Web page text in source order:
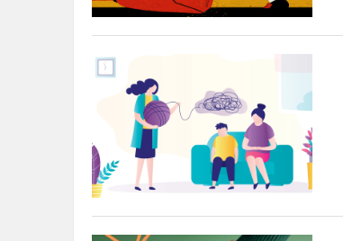
Kaip
suaugusiems
panikai
dėl
pranešimų
ugdymo...